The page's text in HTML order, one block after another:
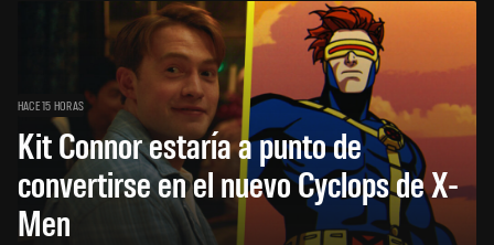
HACE 15 HORAS
Kit Connor estaría a punto de
convertirse en el nuevo Cyclops de X-
Men